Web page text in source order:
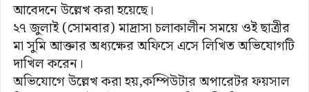
আবেদনে উল্লেখ করা হয়েছে।
২৭ জুলাই (সোমবার) মাদ্রাসা চলাকালীন সময়ে ওই ছাত্রীর
মা সুমি আক্তার অধ্যক্ষের অফিসে এসে লিখিত অভিযোগটি
দাখিল করেন।
অভিযোগে উল্লেখ করা হয়,কম্পিউটার অপারেটর ফয়সাল